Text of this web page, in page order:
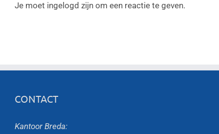
Je moet ingelogd zijn om een reactie te geven.
CONTACT
Kantoor Breda: